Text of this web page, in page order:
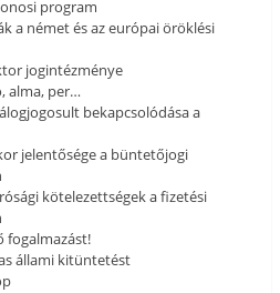
program
a német és az európai öröklési
jogintézménye
alma, per…
bekapcsolódása a
jelentősége a büntetőjogi
kötelezettségek a fizetési
fogalmazást!
állami kitüntetést